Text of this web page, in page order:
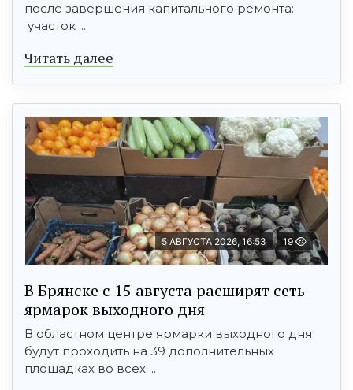
после завершения капитального ремонта:
участок ...
Читать далее
5 АВГУСТА 2026, 16:53 19
В Брянске с 15 августа расширят сеть
ярмарок выходного дня
В областном центре ярмарки выходного дня
будут проходить на 39 дополнительных
площадках во всех ...